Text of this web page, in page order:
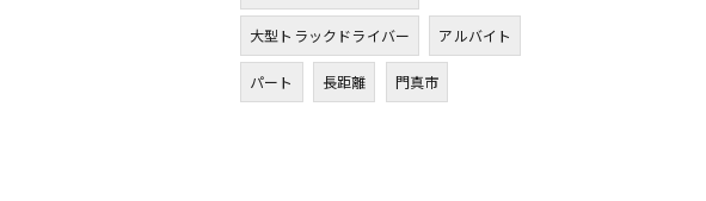
大型トラックドライバー アルバイト
パート 長距離 門真市